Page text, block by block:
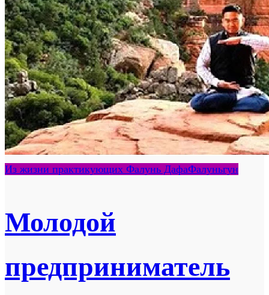
Из жизни практикующих Фалунь ДафаФалуньгун
Молодой
предприниматель